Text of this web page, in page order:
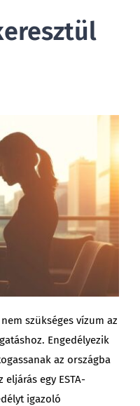
szükséges vízum az
Engedélyezik
az országba
egy ESTA-
igazoló